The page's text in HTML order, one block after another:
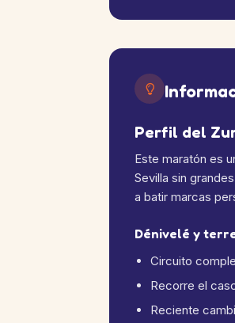
Perfil del
Este maratón es
Sevilla sin
a batir marcas
Dénivelé y
Circuito
Recorre el
Reciente